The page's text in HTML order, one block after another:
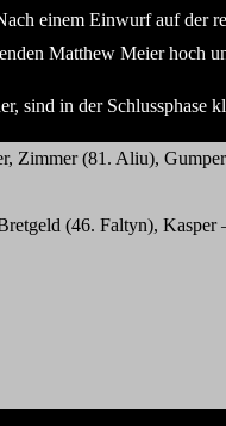
einem Einwurf auf der
Matthew Meier
sind in der
Zimmer (81. Aliu),
(46. Faltyn),